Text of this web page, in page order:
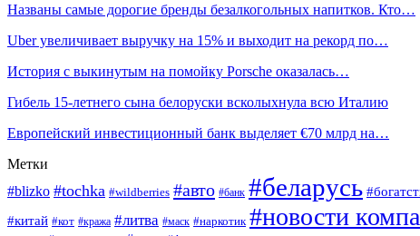
Названы самые дорогие бренды безалкогольных напитков. Кто…
Uber увеличивает выручку на 15% и выходит на рекорд по…
История с выкинутым на помойку Porsche оказалась…
Гибель 15-летнего сына белоруски всколыхнула всю Италию
Европейский инвестиционный банк выделяет €70 млрд на…
Метки
#blizko #tochka #wildberries #авто #банк #беларусь
#китай #кот #кража #литва #маск #наркотик #новости